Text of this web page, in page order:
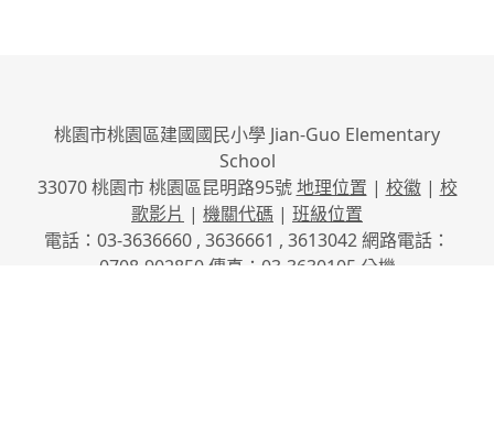
桃園市桃園區建國國民小學 Jian-Guo Elementary
School
33070 桃園市 桃園區昆明路95號地理位置 | 校徽| 校
歌影片 | 機關代碼 | 班級位置
電話：03-3636660 , 3636661 , 3613042 網路電話：
0708-902850 傳真：03-3630105 分機